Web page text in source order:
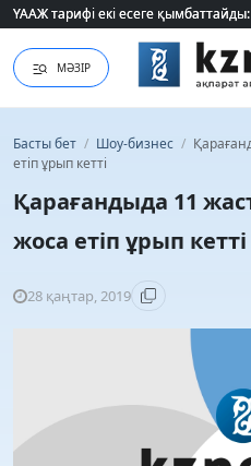
ҮААЖ тарифі екі есеге
ҮААЖ тарифі екі есеге
МӘЗІР
Басты бет / Шоу-бизнес /
етіп ұрып кетті
Қарағандыда 11
жоса етіп ұрып кетті
28 қаңтар, 2019